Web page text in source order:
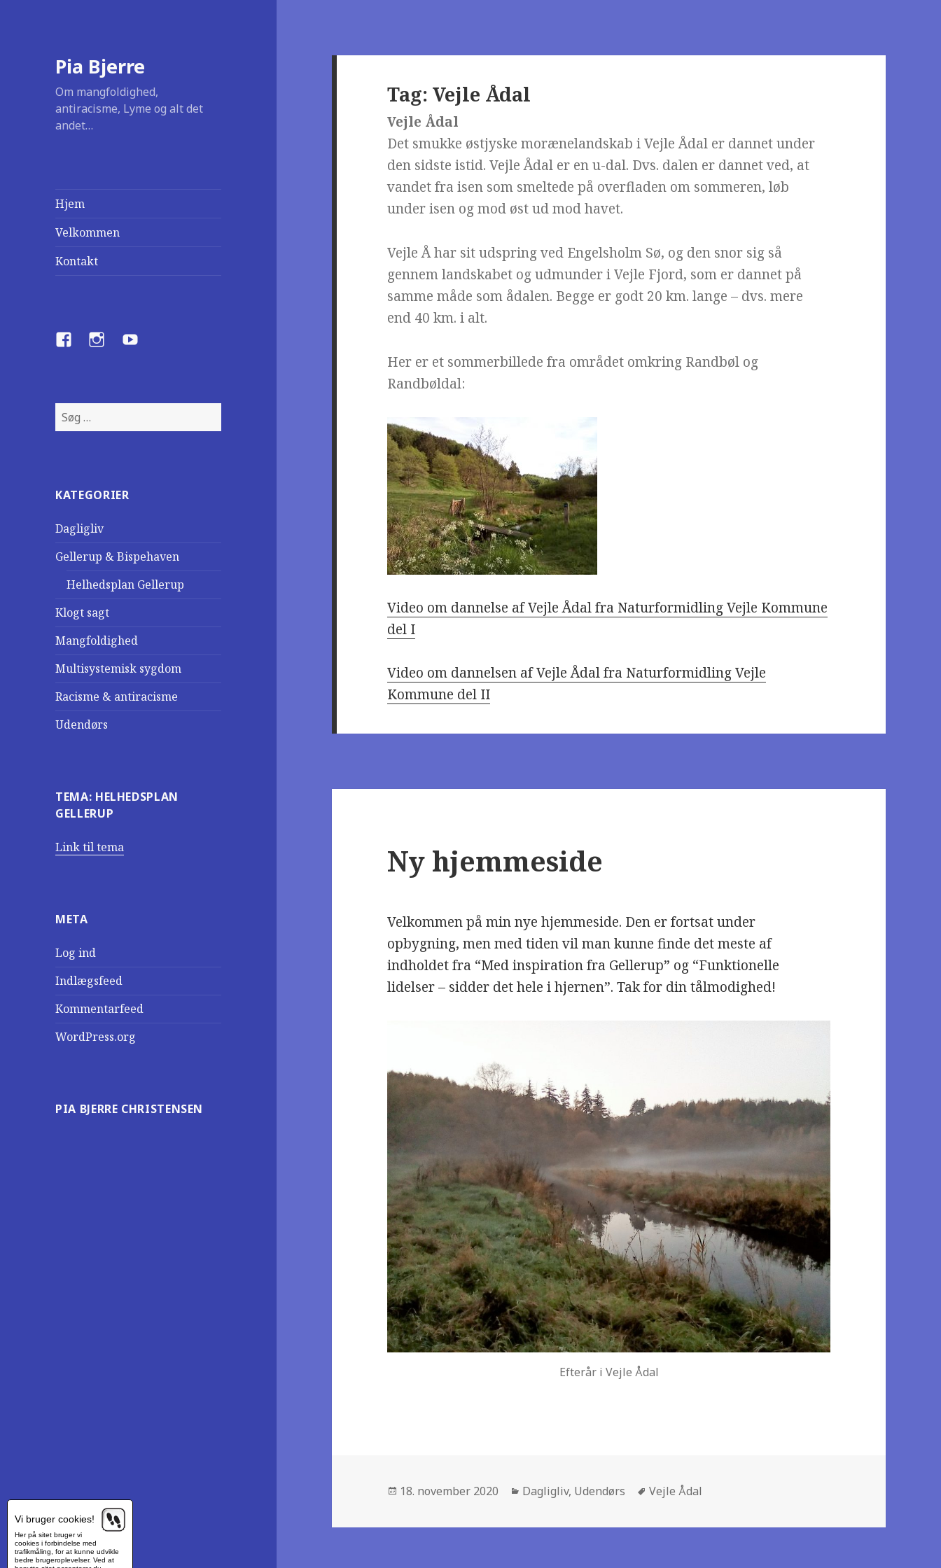
Pia Bjerre
Om mangfoldighed,
antiracisme, Lyme og alt det
andet…
Hjem
Velkommen
Kontakt
FacebookInstagramYouTube
S
ø
t
r
KATEGORIER
Dagligliv
Gellerup & Bispehaven
Helhedsplan Gellerup
Klogt sagt
Mangfoldighed
Multisystemisk sygdom
Racisme & antiracisme
Udendørs
TEMA: HELHEDSPLAN
GELLERUP
Link til tema
META
Log ind
Indlægsfeed
Kommentarfeed
WordPress.org
PIA BJERRE CHRISTENSEN
Tag:Vejle Ådal
Vejle Ådal
Det smukke østjyske morænelandskab i Vejle Ådal er dannet under
den sidste istid. Vejle Ådal er en u-dal. Dvs. dalen er dannet ved, at
vandet fra isen som smeltede på overfladen om sommeren, løb
under isen og mod øst ud mod havet.
Vejle Å har sit udspring ved Engelsholm Sø, og den snor sig så
gennem landskabet og udmunder i Vejle Fjord, som er dannet på
samme måde som ådalen. Begge er godt 20 km. lange – dvs. mere
end 40 km. i alt.
Her er et sommerbillede fra området omkring Randbøl og
Randbøldal:
Video om dannelse af Vejle Ådal fra Naturformidling Vejle Kommune
del I
Video om dannelsen af Vejle Ådal fra Naturformidling Vejle
Kommune del II
Ny hjemmeside
Velkommen på min nye hjemmeside. Den er fortsat under
opbygning, men med tiden vil man kunne finde det meste af
indholdet fra “Med inspiration fra Gellerup” og “Funktionelle
lidelser – sidder det hele i hjernen”. Tak for din tålmodighed!
Efterår i Vejle Ådal
Posted
18. november 2020 Categories
Dagligliv, Udendørs Tags
Vejle Ådal
Vi bruger cookies!
Her på sitet bruger vi
cookies i forbindelse med
trafikmåling, for at kunne udvikle
bedre brugeroplevelser. Ved at